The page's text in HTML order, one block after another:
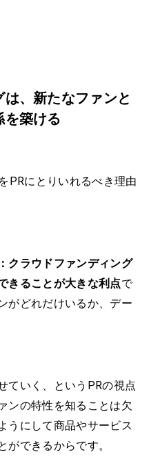
、新たなファンと
を築ける
PRにとりいれるべき理由
クラウドファンディング
きることが大きな利点で
がどれだけいるか、デー
ていく、というPRの視点
ンの特性を知ることは欠
うにして商品やサービス
ができるからです。